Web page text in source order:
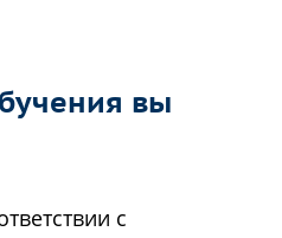
вы
с